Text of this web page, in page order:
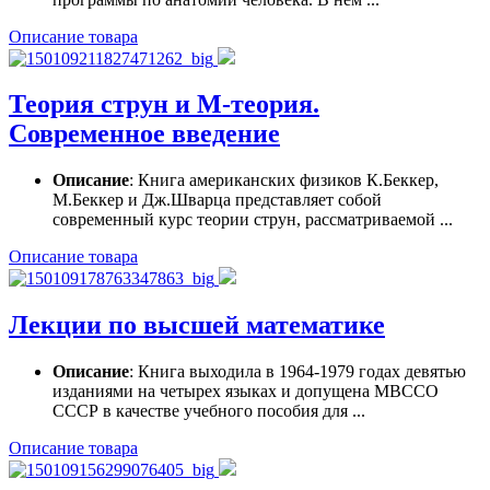
Описание товара
Теория струн и М-теория.
Современное введение
Описание: Книга американских физиков К.Беккер,
М.Беккер и Дж.Шварца представляет собой
современный курс теории струн, рассматриваемой ...
Описание товара
Лекции по высшей математике
Описание: Книга выходила в 1964-1979 годах девятью
изданиями на четырех языках и допущена МВССО
СССР в качестве учебного пособия для ...
Описание товара